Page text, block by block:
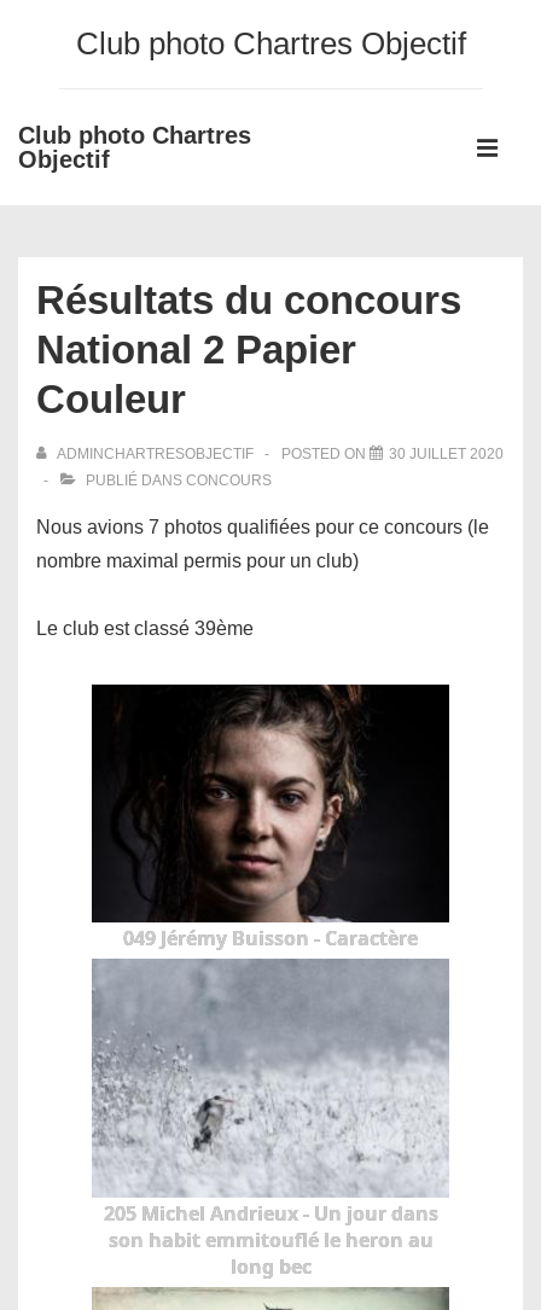
principal
Club photo Chartres Objectif
Club photo Chartres
Objectif
Main
Résultats du concours
National 2 Papier
Couleur
ADMINCHARTRESOBJECTIF POSTED ON
30 JUILLET 2020
PUBLIÉ DANS CONCOURS
Nous avions 7 photos qualifiées pour ce concours (le
nombre maximal permis pour un club)
Le club est classé 39ème
049 Jérémy Buisson - Caractère
205 Michel Andrieux - Un jour dans
son habit emmitouflé le heron au
long bec